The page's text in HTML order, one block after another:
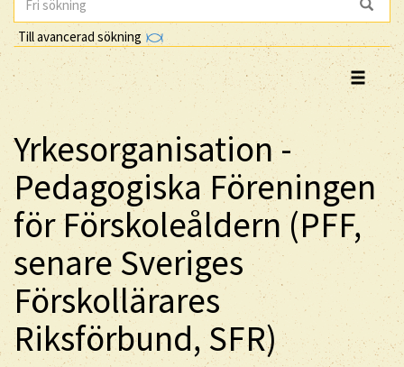
Till avancerad sökning
Yrkesorganisation -
Pedagogiska Föreningen
för Förskoleåldern (PFF,
senare Sveriges
Förskollärares
Riksförbund, SFR)